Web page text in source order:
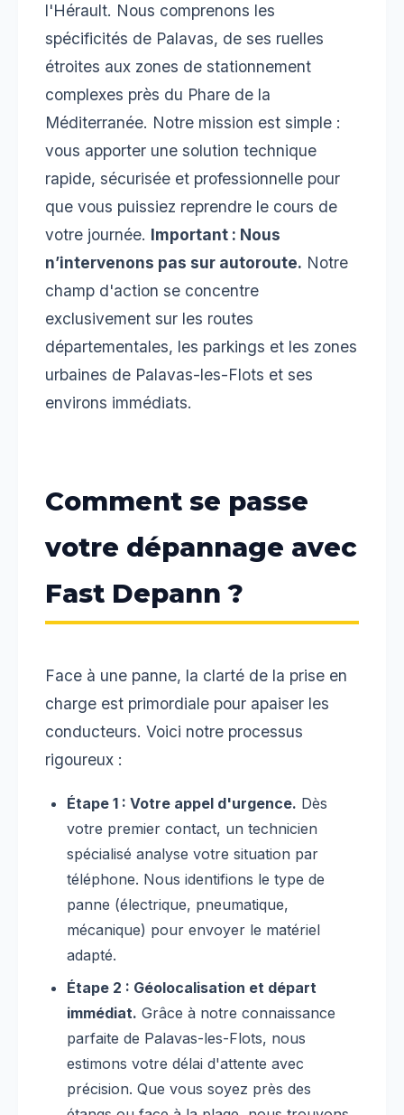
l'Hérault. Nous comprenons les
spécificités de Palavas, de ses ruelles
étroites aux zones de stationnement
complexes près du Phare de la
Méditerranée. Notre mission est simple :
vous apporter une solution technique
rapide, sécurisée et professionnelle pour
que vous puissiez reprendre le cours de
votre journée. Important : Nous
n’intervenons pas sur autoroute. Notre
champ d'action se concentre
exclusivement sur les routes
départementales, les parkings et les zones
urbaines de Palavas-les-Flots et ses
environs immédiats.
Comment se passe
votre dépannage avec
Fast Depann ?
Face à une panne, la clarté de la prise en
charge est primordiale pour apaiser les
conducteurs. Voici notre processus
rigoureux :
Étape 1 : Votre appel d'urgence. Dès
votre premier contact, un technicien
spécialisé analyse votre situation par
téléphone. Nous identifions le type de
panne (électrique, pneumatique,
mécanique) pour envoyer le matériel
adapté.
Étape 2 : Géolocalisation et départ
immédiat. Grâce à notre connaissance
parfaite de Palavas-les-Flots, nous
estimons votre délai d'attente avec
précision. Que vous soyez près des